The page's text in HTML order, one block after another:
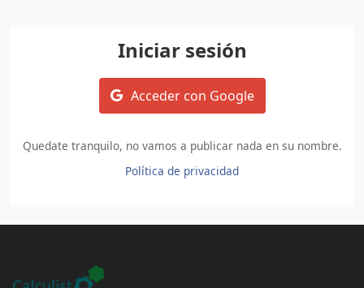
Iniciar sesión
Acceder con Google
Quedate tranquilo, no vamos a publicar nada en su nombre.
Política de privacidad